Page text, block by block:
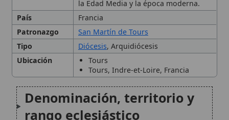
Tours
Tours, Indre-et-Loire, Francia
Denominación, territorio y
rango eclesiástico
Orígenes cristianos y
fundación de la Iglesia en
Tours